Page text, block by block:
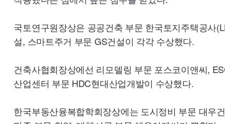
국토연구원장상은 공공건축 부문 한국토지주택공사
설, 스마트주거 부문 GS건설이 각각 수상했다.
건축사협회장상에선 리모델링 부문 포스코이앤씨,
산업센터 부문 HDC현대산업개발이 수상했다.
한국부동산융복합학회장상에는 도시정비 부문 대우